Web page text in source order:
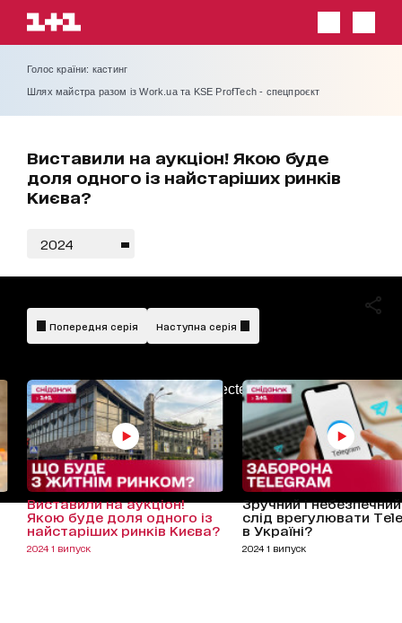
Голос країни: кастинг
Шлях майстра разом із Work.ua та KSE ProfTech - спецпроєкт
Виставили на аукціон! Якою буде
доля одного із найстаріших ринків
Києва?
2024
AdBlockDetected!
Попередня серія Наступна серія
Виставили на аукціон!
Якою буде доля одного із
найстаріших ринків Києва?
2024 1 випуск
Зручний і
слід врегулювати
в Україні?
2024 1 випуск